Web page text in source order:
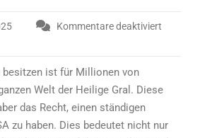
Kommentare deaktiviert
besitzen ist für Millionen von
Welt der Heilige Gral. Diese
das Recht, einen ständigen
zu haben. Dies bedeutet nicht nur